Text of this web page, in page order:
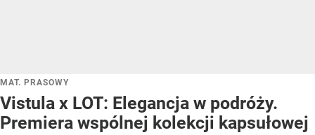
MAT. PRASOWY
Vistula x LOT: Elegancja w podróży.
Premiera wspólnej kolekcji kapsułowej